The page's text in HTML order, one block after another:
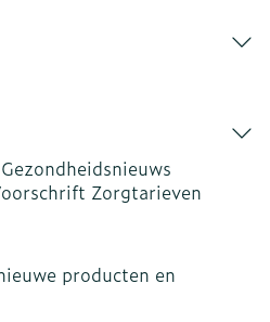
Gezondheidsnieuws
Zorgtarieven
producten en